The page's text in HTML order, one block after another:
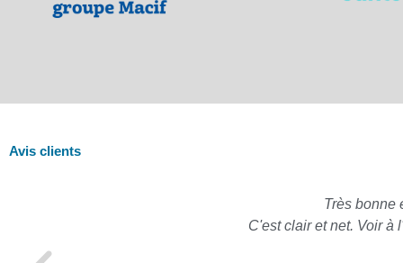
Avis clients
Très bonne
C'est clair et net. Voir à